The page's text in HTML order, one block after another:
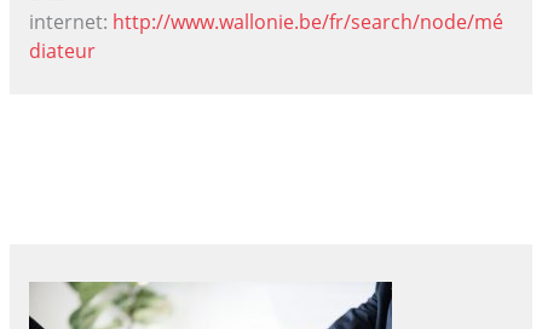
internet: http://www.wallonie.be/fr/search/node/mé
diateur